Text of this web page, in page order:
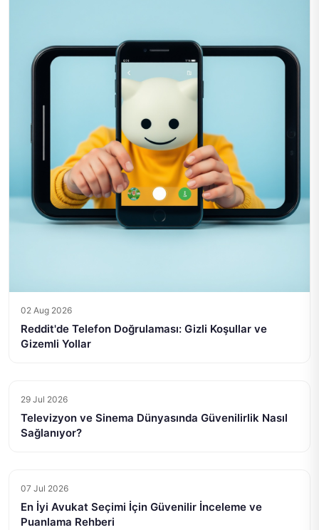
02 Aug 2026
Reddit'de Telefon Doğrulaması: Gizli Koşullar ve
Gizemli Yollar
29 Jul 2026
Televizyon ve Sinema Dünyasında Güvenilirlik Nasıl
Sağlanıyor?
07 Jul 2026
En İyi Avukat Seçimi İçin Güvenilir İnceleme ve
Puanlama Rehberi